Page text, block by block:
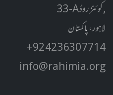
33-A کوئنز روڈ ,
لاہور، پاکستان
+92 42 3630 7714
info@rahimia.org